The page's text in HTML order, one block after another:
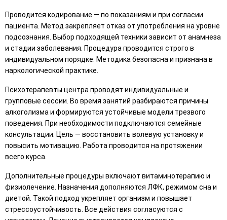
Проводится кодирование — по показаниям и при согласии
пациента. Метод закрепляет отказ от употребления на уровне
подсознания. Выбор подходящей техники зависит от анамнеза
и стадии заболевания. Процедура проводится строго в
индивидуальном порядке. Методика безопасна и признана в
наркологической практике.
Психотерапевты центра проводят индивидуальные и
групповые сессии. Во время занятий разбираются причины
алкоголизма и формируются устойчивые модели трезвого
поведения. При необходимости подключаются семейные
консультации. Цель — восстановить волевую установку и
повысить мотивацию. Работа проводится на протяжении
всего курса.
Дополнительные процедуры включают витаминотерапию и
физиолечение. Назначения дополняются ЛФК, режимом сна и
диетой. Такой подход укрепляет организм и повышает
стрессоустойчивость. Все действия согласуются с